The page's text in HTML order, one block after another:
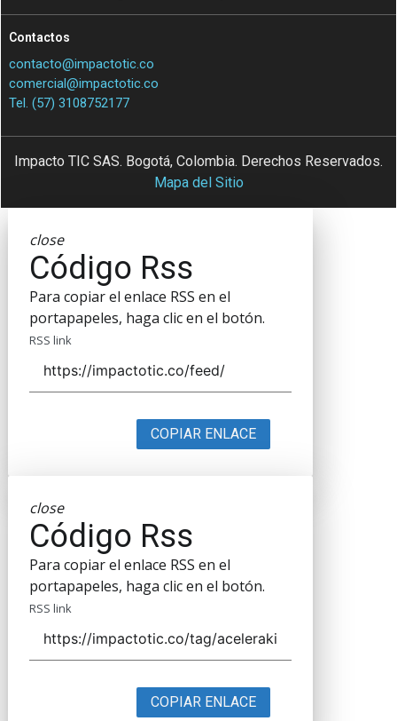
Contactos
contacto@impactotic.co
comercial@impactotic.co
Tel. (57) 3108752177
Impacto TIC SAS. Bogotá, Colombia. Derechos Reservados.
Mapa del Sitio
close
Código Rss
Para copiar el enlace RSS en el
portapapeles, haga clic en el botón.
RSS link
COPIAR ENLACE
close
Código Rss
Para copiar el enlace RSS en el
portapapeles, haga clic en el botón.
RSS link
COPIAR ENLACE